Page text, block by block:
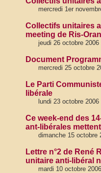
mercredi 1er
Collectifs unitaires
meeting de Ris-
jeudi 26 octobre 2006
Document
mercredi 25 octobre
Le Parti
libérale
lundi 23 octobre 2006
Ce week-end des
ant-libérales
dimanche 15 octobre
Lettre n°2 de René
unitaire anti-libéral
mardi 10 octobre 2006